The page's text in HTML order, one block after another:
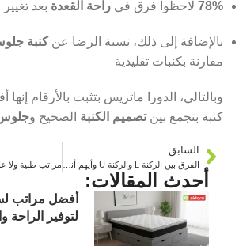
78% لاحظوا فرق في راحة القعدة بعد تغيير
بالإضافة إلى ذلك، نسبة الرضا عنكنبة
مقارنة بكنبات تقليدية
وبالتالي، الدورا ماتريس بتثبت بالأرقام
كنبة بتجمع بينتصميم الكنبة الصحيح و
السابق
أحدث المقالات:
أفضل مراتب
لتوفير الراحة